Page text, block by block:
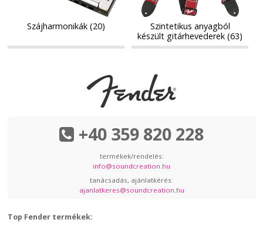
Szájharmonikák (20)
Szintetikus anyagból
készült gitárhevederek (63)
+40 359 820 228
termékek/rendelés:
info@soundcreation.hu
tanácsadás, ajánlatkérés:
ajanlatkeres@soundcreation.hu
Top Fender termékek: